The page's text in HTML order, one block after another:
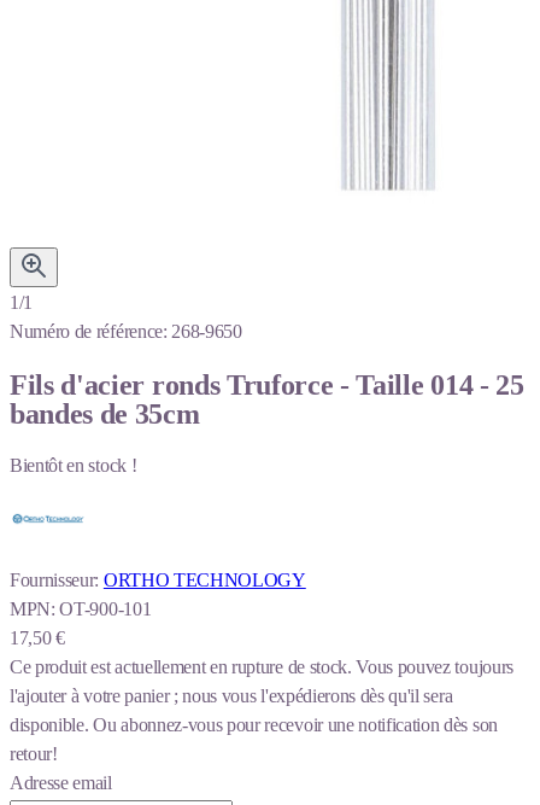
1/1
Numéro de référence: 268-9650
Fils d'acier ronds Truforce - Taille 014 - 25
bandes de 35cm
Bientôt en stock !
Fournisseur: ORTHO TECHNOLOGY
MPN: OT-900-101
17,50 €
Ce produit est actuellement en rupture de stock. Vous pouvez toujours
l'ajouter à votre panier ; nous vous l'expédierons dès qu'il sera
disponible. Ou abonnez-vous pour recevoir une notification dès son
retour!
Adresse email